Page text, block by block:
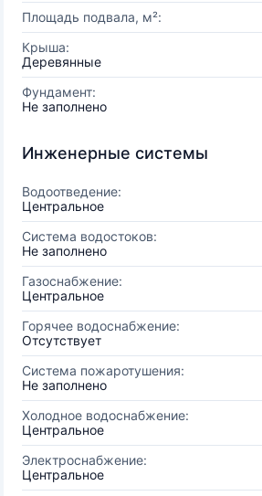
Площадь подвала, м²:
Крыша:
Деревянные
Фундамент:
Не заполнено
Инженерные системы
Водоотведение:
Центральное
Система водостоков:
Не заполнено
Газоснабжение:
Центральное
Горячее водоснабжение:
Отсутствует
Система пожаротушения:
Не заполнено
Холодное водоснабжение:
Центральное
Электроснабжение:
Центральное